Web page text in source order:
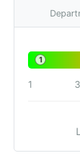
1
1 3